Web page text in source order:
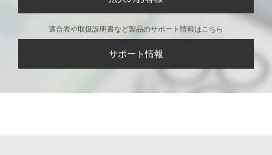
適合表や取扱説明書など製品のサポート情報はこちら
サポート情報